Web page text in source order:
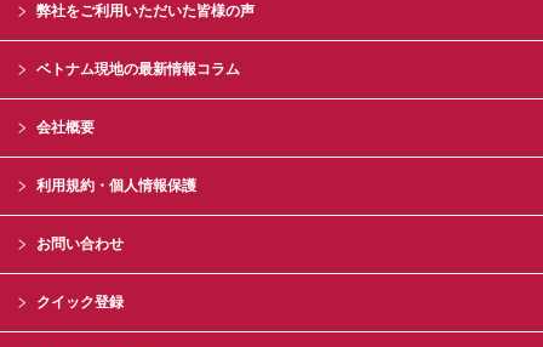
弊社をご利用いただいた皆様の声
ベトナム現地の最新情報コラム
会社概要
利用規約・個人情報保護
お問い合わせ
クイック登録